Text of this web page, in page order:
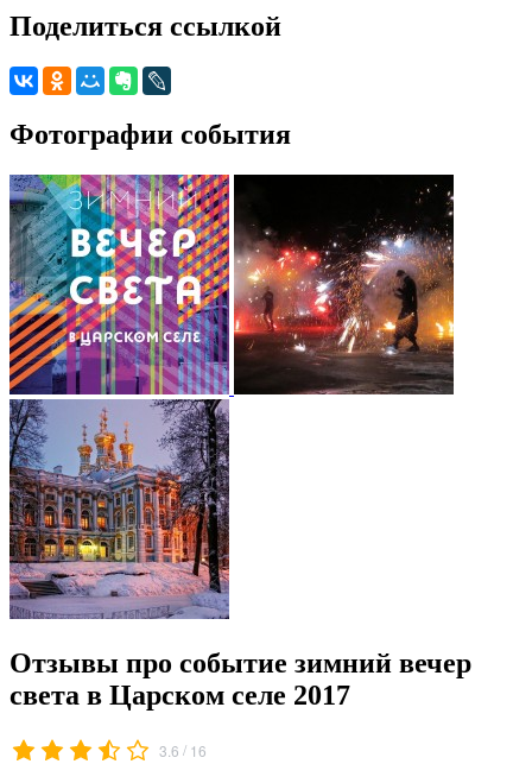
Поделиться ссылкой
Фотографии события
Отзывы про событие зимний вечер
света в Царском селе 2017
3.6 / 16